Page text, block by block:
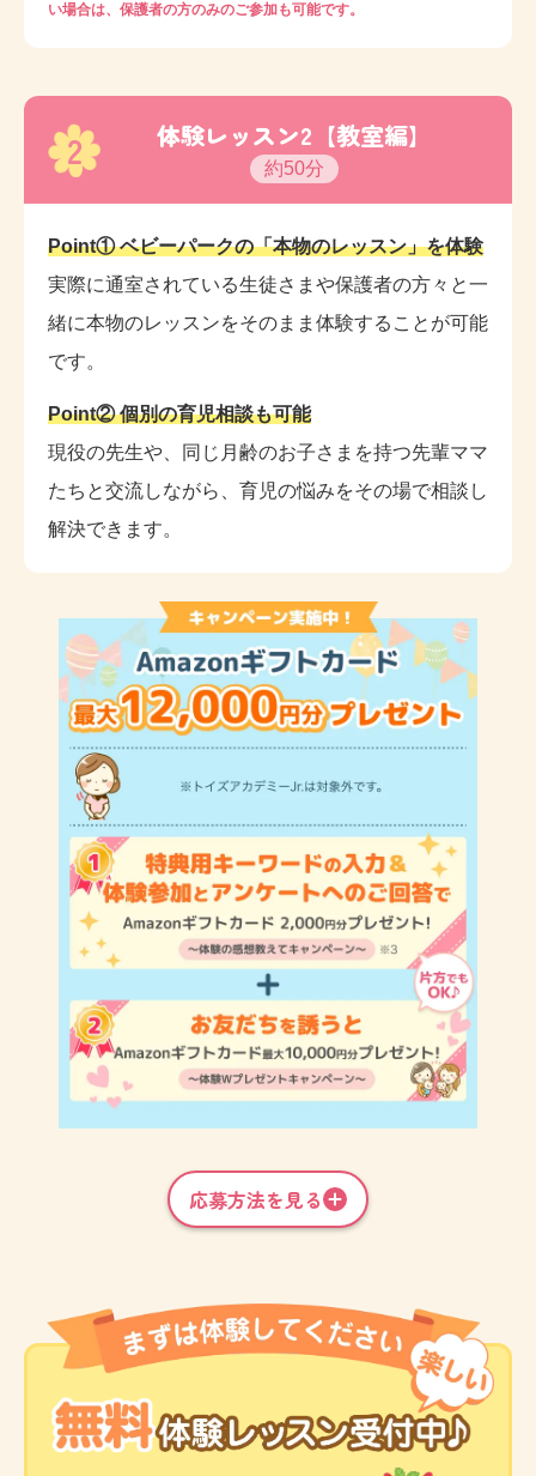
い場合は、保護者の方のみのご参加も可能です。
2 体験レッスン2【教室編】
約50分
Point① ベビーパークの「本物のレッスン」を体験
実際に通室されている生徒さまや保護者の方々と一
緒に本物のレッスンをそのまま体験することが可能
です。
Point② 個別の育児相談も可能
現役の先生や、同じ月齢のお子さまを持つ先輩ママ
たちと交流しながら、育児の悩みをその場で相談し
解決できます。
応募方法を見る